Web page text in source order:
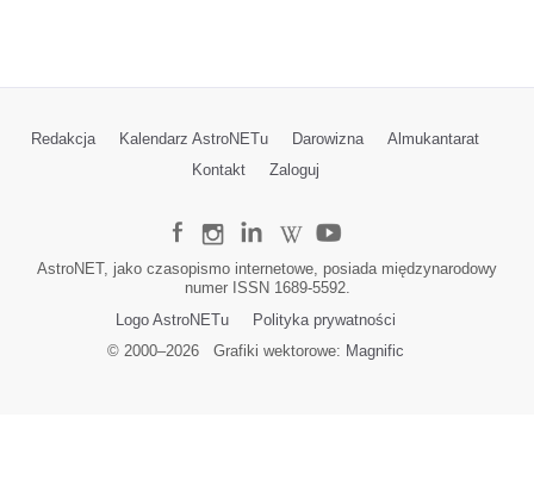
Redakcja Kalendarz AstroNETu Darowizna
Almukantarat
Kontakt
Zaloguj
AstroNET, jako czasopismo internetowe, posiada międzynarodowy
numer ISSN 1689-5592.
Logo AstroNETu
Polityka prywatności
© 2000–2026Grafiki wektorowe: Magnific